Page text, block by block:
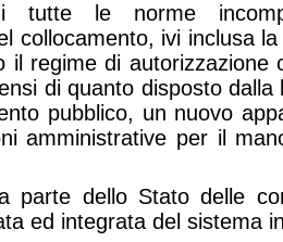
tutte le norme
collocamento, ivi inclusa
il regime di autorizzazione
di quanto disposto
pubblico, un nuovo
amministrative per il
parte dello Stato delle
ed integrata del sistema